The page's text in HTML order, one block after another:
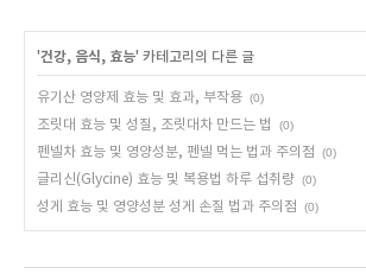
'건강, 음식, 효능' 카테고리의 다른 글
유기산 영양제 효능 및 효과, 부작용 (0)
조릿대 효능 및 성질, 조릿대차 만드는 법
(0)
펜넬차 효능 및 영양성분, 펜넬 먹는 법과 주의점
(0)
글리신(Glycine) 효능 및 복용법 하루 섭취량 (0)
성게 효능 및 영양성분 성게 손질 법과 주의점
(0)